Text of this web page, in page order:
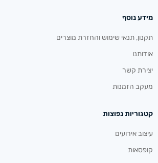
מידע נוסף
תקנון, תנאי שימוש והחזרת מוצרים
אודותנו
יצירת קשר
מעקב הזמנות
קטגוריות נפוצות
עיצוב אירועים
קופסאות